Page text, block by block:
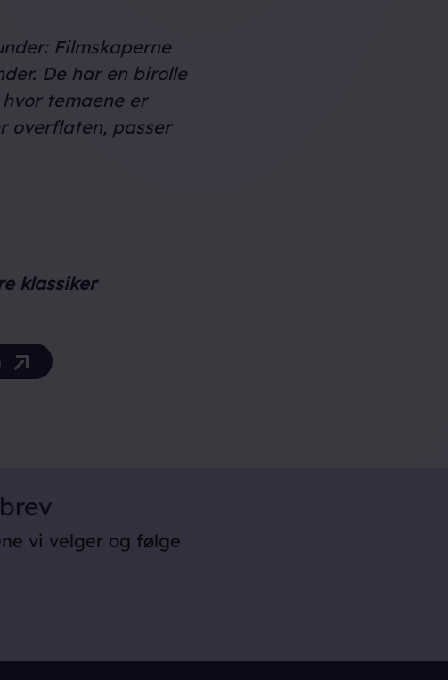
Filmskaperne
De har en birolle
temaene er
overflaten, passer
klassiker
vi velger og følge